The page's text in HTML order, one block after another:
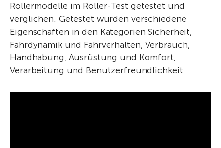
Rollermodelle im Roller-Test getestet und
verglichen. Getestet wurden verschiedene
Eigenschaften in den Kategorien Sicherheit,
Fahrdynamik und Fahrverhalten, Verbrauch,
Handhabung, Ausrüstung und Komfort,
Verarbeitung und Benutzerfreundlichkeit.